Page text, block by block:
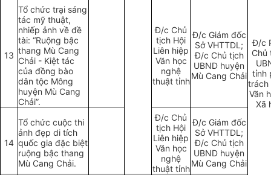
Đ/c
Chủ
tỉnh
trách
Văn
Xã
13
Tổ chức trại sáng
tác mỹ thuật,
nhiếp ảnh về đề
tài: “Ruộng bậc
thang Mù Cang
Chải - Kiệt tác
của đồng bào
dân tộc Mông
huyện Mù Cang
Chải”.
Đ/c Chủ
tịch Hội
Liên hiệp
Văn học
nghệ
thuật tỉnh
Đ/c Giám đốc
Sở VHTTDL;
Đ/c Chủ tịch
UBND huyện
Mù Cang Chải
14
Tổ chức cuộc thi
ảnh đẹp di tích
quốc gia đặc biệt
ruộng bậc thang
Mù Cang Chải.
Đ/c Chủ
tịch Hội
Liên hiệp
Văn học
nghệ
thuật tỉnh
Đ/c Giám đốc
Sở VHTTDL;
Đ/c Chủ tịch
UBND huyện
Mù Cang Chải